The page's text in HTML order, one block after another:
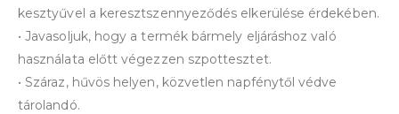
kesztyűvel a keresztszennyeződés elkerülése érdekében.
• Javasoljuk, hogy a termék bármely eljáráshoz való
használata előtt végezzen szpottesztet.
• Száraz, hűvös helyen, közvetlen napfénytől védve
tárolandó.